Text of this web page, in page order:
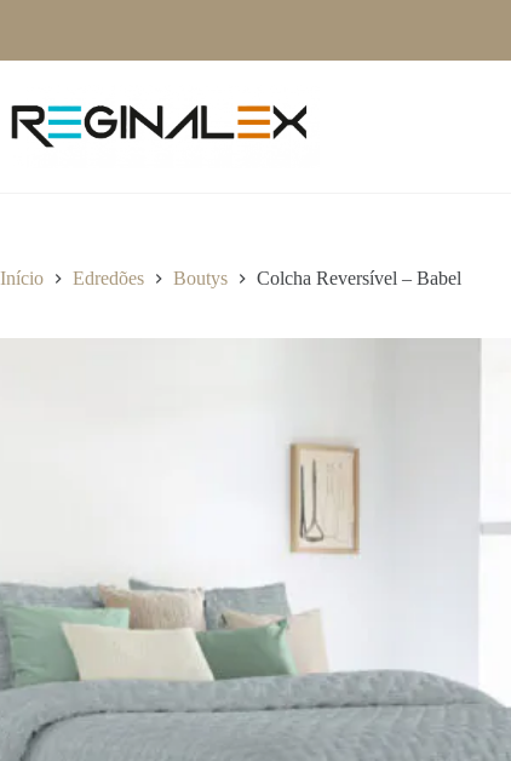
Início Edredões Boutys Colcha Reversível – Babel